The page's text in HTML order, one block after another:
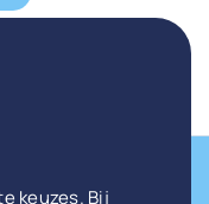
keuzes. Bij